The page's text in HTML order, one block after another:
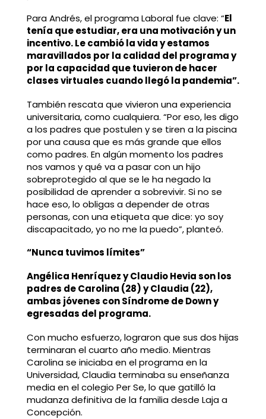
Para Andrés, el programa Laboral fue clave: “El
tenía que estudiar, era una motivación y un
incentivo. Le cambió la vida y estamos
maravillados por la calidad del programa y
por la capacidad que tuvieron de hacer
clases virtuales cuando llegó la pandemia”.
También rescata que vivieron una experiencia
universitaria, como cualquiera. “Por eso, les digo
a los padres que postulen y se tiren a la piscina
por una causa que es más grande que ellos
como padres. En algún momento los padres
nos vamos y qué va a pasar con un hijo
sobreprotegido al que se le ha negado la
posibilidad de aprender a sobrevivir. Si no se
hace eso, lo obligas a depender de otras
personas, con una etiqueta que dice: yo soy
discapacitado, yo no me la puedo”, planteó.
“Nunca tuvimos límites”
Angélica Henríquez y Claudio Hevia son los
padres de Carolina (28) y Claudia (22),
ambas jóvenes con Síndrome de Down y
egresadas del programa.
Con mucho esfuerzo, lograron que sus dos hijas
terminaran el cuarto año medio. Mientras
Carolina se iniciaba en el programa en la
Universidad, Claudia terminaba su enseñanza
media en el colegio Per Se, lo que gatilló la
mudanza definitiva de la familia desde Laja a
Concepción.